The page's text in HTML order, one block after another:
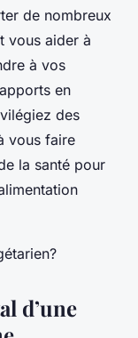
de nombreux
vous aider à
à vos
en
des
vous faire
la santé pour
d’une